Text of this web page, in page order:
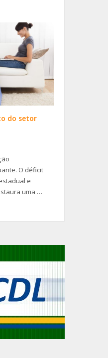
do setor
O déficit
e
uma …